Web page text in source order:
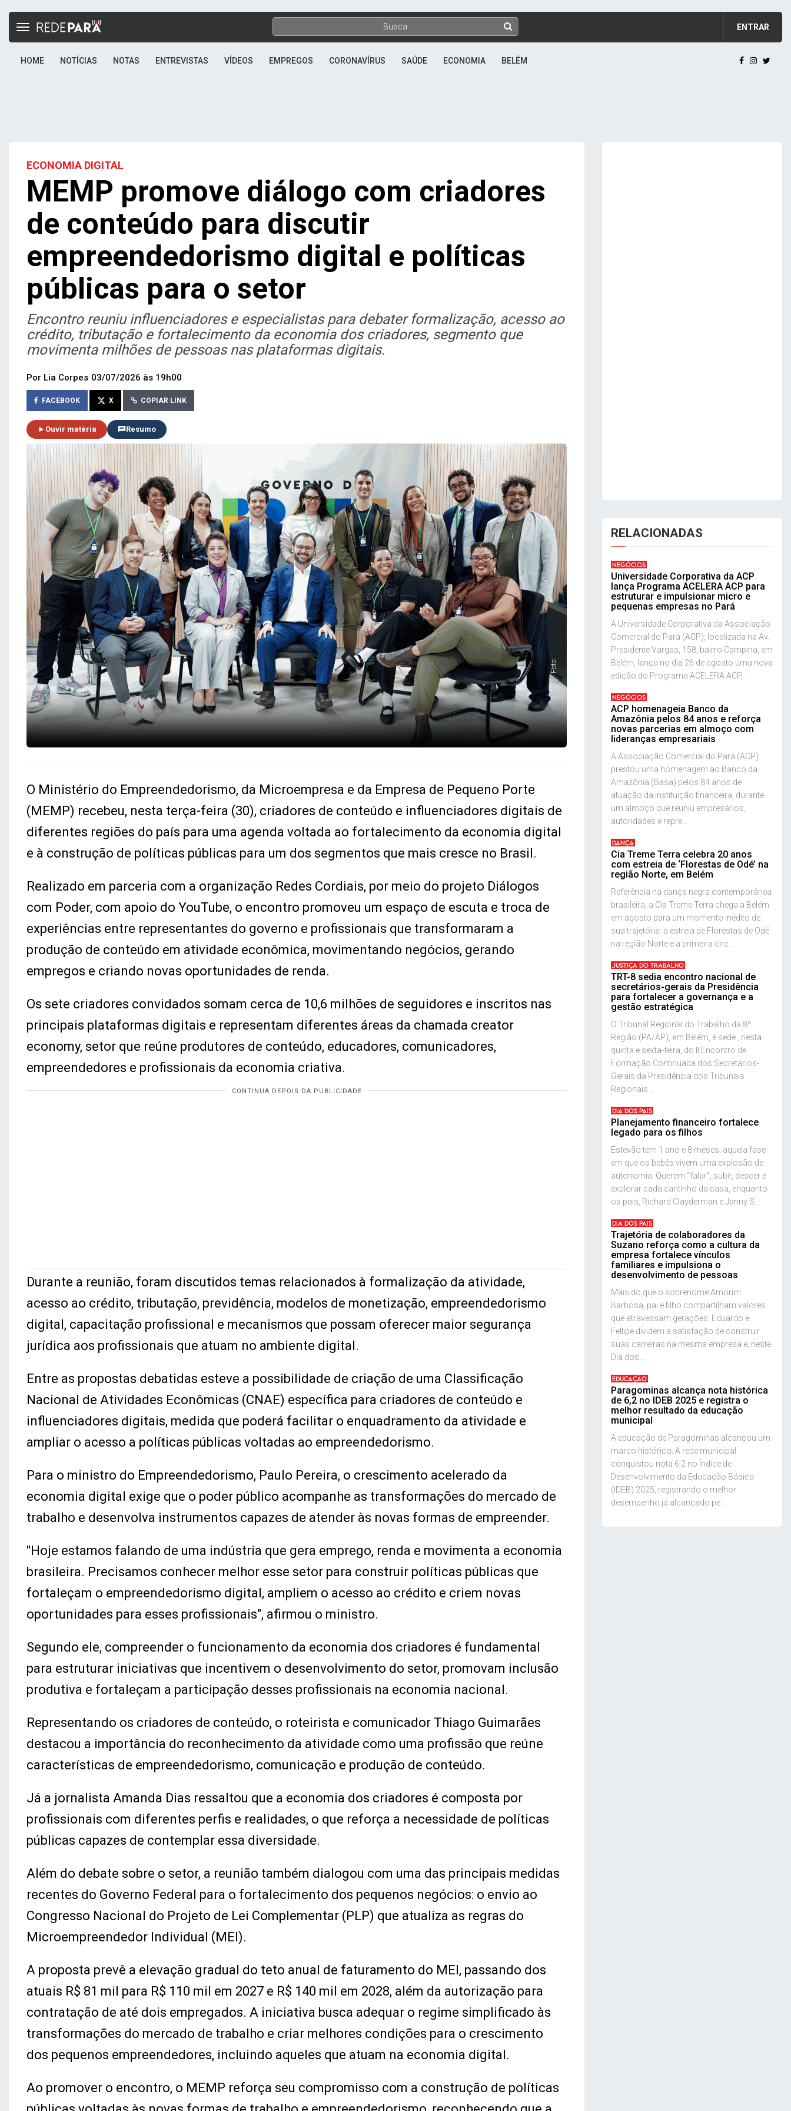
ENTRAR
Toggle
HOME NOTÍCIAS NOTAS ENTREVISTAS VÍDEOS EMPREGOS CORONAVÍRUS SAÚDE ECONOMIA BELÉM
ECONOMIA DIGITAL
MEMP promove diálogo com criadores
de conteúdo para discutir
empreendedorismo digital e políticas
públicas para o setor
Encontro reuniu influenciadores e especialistas para debater formalização, acesso ao
crédito, tributação e fortalecimento da economia dos criadores, segmento que
movimenta milhões de pessoas nas plataformas digitais.
Por Lia Corpes 03/07/2026 às 19h00
FACEBOOK X COPIAR LINK
Ouvir matéria Resumo
Foto:
O Ministério do Empreendedorismo, da Microempresa e da Empresa de Pequeno Porte
(MEMP) recebeu, nesta terça-feira (30), criadores de conteúdo e influenciadores digitais de
diferentes regiões do país para uma agenda voltada ao fortalecimento da economia digital
e à construção de políticas públicas para um dos segmentos que mais cresce no Brasil.
Realizado em parceria com a organização Redes Cordiais, por meio do projeto Diálogos
com Poder, com apoio do YouTube, o encontro promoveu um espaço de escuta e troca de
experiências entre representantes do governo e profissionais que transformaram a
produção de conteúdo em atividade econômica, movimentando negócios, gerando
empregos e criando novas oportunidades de renda.
Os sete criadores convidados somam cerca de 10,6 milhões de seguidores e inscritos nas
principais plataformas digitais e representam diferentes áreas da chamada creator
economy, setor que reúne produtores de conteúdo, educadores, comunicadores,
empreendedores e profissionais da economia criativa.
Durante a reunião, foram discutidos temas relacionados à formalização da atividade,
acesso ao crédito, tributação, previdência, modelos de monetização, empreendedorismo
digital, capacitação profissional e mecanismos que possam oferecer maior segurança
jurídica aos profissionais que atuam no ambiente digital.
Entre as propostas debatidas esteve a possibilidade de criação de uma Classificação
Nacional de Atividades Econômicas (CNAE) específica para criadores de conteúdo e
influenciadores digitais, medida que poderá facilitar o enquadramento da atividade e
ampliar o acesso a políticas públicas voltadas ao empreendedorismo.
Para o ministro do Empreendedorismo, Paulo Pereira, o crescimento acelerado da
economia digital exige que o poder público acompanhe as transformações do mercado de
trabalho e desenvolva instrumentos capazes de atender às novas formas de empreender.
"Hoje estamos falando de uma indústria que gera emprego, renda e movimenta a economia
brasileira. Precisamos conhecer melhor esse setor para construir políticas públicas que
fortaleçam o empreendedorismo digital, ampliem o acesso ao crédito e criem novas
oportunidades para esses profissionais", afirmou o ministro.
Segundo ele, compreender o funcionamento da economia dos criadores é fundamental
para estruturar iniciativas que incentivem o desenvolvimento do setor, promovam inclusão
produtiva e fortaleçam a participação desses profissionais na economia nacional.
Representando os criadores de conteúdo, o roteirista e comunicador Thiago Guimarães
destacou a importância do reconhecimento da atividade como uma profissão que reúne
características de empreendedorismo, comunicação e produção de conteúdo.
Já a jornalista Amanda Dias ressaltou que a economia dos criadores é composta por
profissionais com diferentes perfis e realidades, o que reforça a necessidade de políticas
públicas capazes de contemplar essa diversidade.
Além do debate sobre o setor, a reunião também dialogou com uma das principais medidas
recentes do Governo Federal para o fortalecimento dos pequenos negócios: o envio ao
Congresso Nacional do Projeto de Lei Complementar (PLP) que atualiza as regras do
Microempreendedor Individual (MEI).
A proposta prevê a elevação gradual do teto anual de faturamento do MEI, passando dos
atuais R$ 81 mil para R$ 110 mil em 2027 e R$ 140 mil em 2028, além da autorização para
contratação de até dois empregados. A iniciativa busca adequar o regime simplificado às
transformações do mercado de trabalho e criar melhores condições para o crescimento
dos pequenos empreendedores, incluindo aqueles que atuam na economia digital.
Ao promover o encontro, o MEMP reforça seu compromisso com a construção de políticas
RELACIONADAS
NEGÓCIOS
Universidade Corporativa da ACP
lança Programa ACELERA ACP para
estruturar e impulsionar micro e
pequenas empresas no Pará
A Universidade Corporativa da Associação
Comercial do Pará (ACP), localizada na Av.
Presidente Vargas, 158, bairro Campina, em
Belém, lança no dia 26 de agosto uma nova
edição do Programa ACELERA ACP,...
NEGÓCIOS
ACP homenageia Banco da
Amazônia pelos 84 anos e reforça
novas parcerias em almoço com
lideranças empresariais
A Associação Comercial do Pará (ACP)
prestou uma homenagem ao Banco da
Amazônia (Basa) pelos 84 anos de
atuação da instituição financeira, durante
um almoço que reuniu empresários,
autoridades e repre...
DANÇA
Cia Treme Terra celebra 20 anos
com estreia de ‘Florestas de Odé’ na
região Norte, em Belém
Referência na dança negra contemporânea
brasileira, a Cia Treme Terra chega a Belém
em agosto para um momento inédito de
sua trajetória: a estreia de Florestas de Odé
na região Norte e a primeira circ...
JUSTIÇA DO TRABALHO
TRT-8 sedia encontro nacional de
secretários-gerais da Presidência
para fortalecer a governança e a
gestão estratégica
O Tribunal Regional do Trabalho da 8ª
Região (PA/AP), em Belém, é sede , nesta
quinta e sexta-feira, do II Encontro de
Formação Continuada dos Secretários-
Gerais da Presidência dos Tribunais
Regionais...
DIA DOS PAIS
Planejamento financeiro fortalece
legado para os filhos
Estevão tem 1 ano e 8 meses, aquela fase
em que os bebês vivem uma explosão de
autonomia. Querem “falar”, subir, descer e
explorar cada cantinho da casa, enquanto
os pais, Richard Clayderman e Janny S...
DIA DOS PAIS
Trajetória de colaboradores da
Suzano reforça como a cultura da
empresa fortalece vínculos
familiares e impulsiona o
desenvolvimento de pessoas
Mais do que o sobrenome Amorim
Barbosa, pai e filho compartilham valores
que atravessam gerações. Eduardo e
Fellipe dividem a satisfação de construir
suas carreiras na mesma empresa e, neste
Dia dos...
EDUCAÇÃO
Paragominas alcança nota histórica
de 6,2 no IDEB 2025 e registra o
melhor resultado da educação
municipal
A educação de Paragominas alcançou um
marco histórico. A rede municipal
conquistou nota 6,2 no Índice de
Desenvolvimento da Educação Básica
(IDEB) 2025, registrando o melhor
desempenho já alcançado pe...